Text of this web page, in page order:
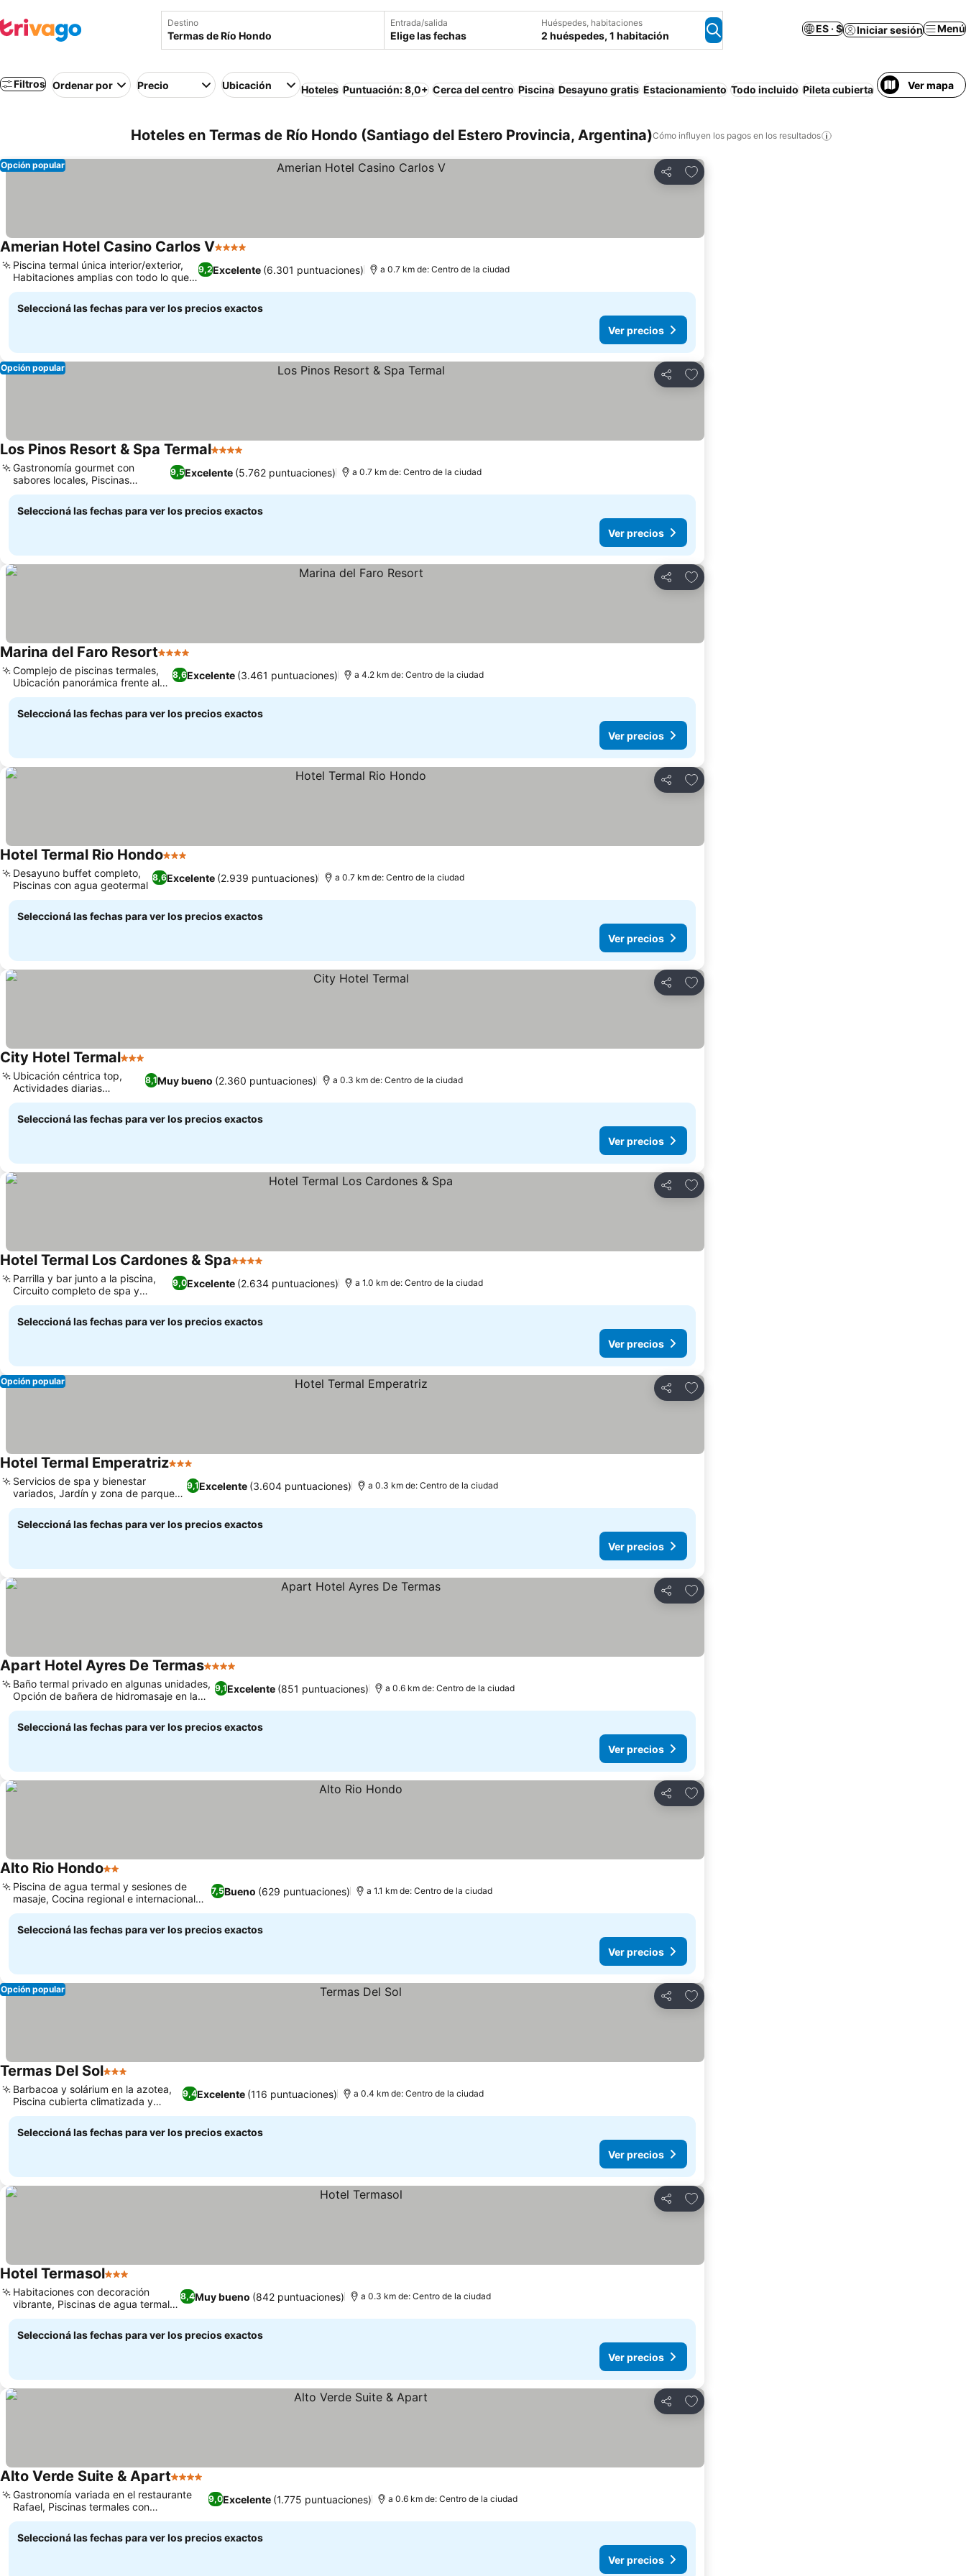
Destino Entrada/salida
Elige las fechas
Huéspedes, habitaciones
2 huéspedes, 1 habitación
ES · $ Iniciar sesión Menú
Filtros Ordenar por Precio Ubicación Hoteles Puntuación: 8,0+ Cerca del centro Piscina Desayuno gratis Estacionamiento Todo incluido Pileta cubierta Media pensión
Ver mapa
Hoteles en Termas de Río Hondo (Santiago del Estero Provincia, Argentina)Cómo influyen los pagos en los resultados
Compartir
Añadir a favoritos
Opción popular
Amerian Hotel Casino Carlos V4 Estrellas
9,2Excelente (6.301 puntuaciones)
Piscina termal única interior/exterior,
Habitaciones amplias con todo lo que
necesitas
a 0.7 km de: Centro de la ciudad
Seleccioná las fechas para ver los precios exactos
Ver precios
Compartir
Añadir a favoritos
Opción popular
Los Pinos Resort & Spa Termal4 Estrellas
9,5Excelente (5.762 puntuaciones)
Gastronomía gourmet con
sabores locales, Piscinas
termales y spa
a 0.7 km de: Centro de la ciudad
Seleccioná las fechas para ver los precios exactos
Ver precios
Compartir
Añadir a favoritos
Marina del Faro Resort4 Estrellas
8,6Excelente (3.461 puntuaciones)
Complejo de piscinas termales,
Ubicación panorámica frente al
lago
a 4.2 km de: Centro de la ciudad
Seleccioná las fechas para ver los precios exactos
Ver precios
Compartir
Añadir a favoritos
Hotel Termal Rio Hondo3 Estrellas
8,6Excelente (2.939 puntuaciones)
Desayuno buffet completo,
Piscinas con agua geotermal
a 0.7 km de: Centro de la ciudad
Seleccioná las fechas para ver los precios exactos
Ver precios
Compartir
Añadir a favoritos
City Hotel Termal3 Estrellas
8,1Muy bueno (2.360 puntuaciones)
Ubicación céntrica top,
Actividades diarias
divertidas
a 0.3 km de: Centro de la ciudad
Seleccioná las fechas para ver los precios exactos
Ver precios
Compartir
Añadir a favoritos
Hotel Termal Los Cardones & Spa4 Estrellas
9,0Excelente (2.634 puntuaciones)
Parrilla y bar junto a la piscina,
Circuito completo de spa y
bienestar
a 1.0 km de: Centro de la ciudad
Seleccioná las fechas para ver los precios exactos
Ver precios
Compartir
Añadir a favoritos
Opción popular
Hotel Termal Emperatriz3 Estrellas
9,1Excelente (3.604 puntuaciones)
Servicios de spa y bienestar
variados, Jardín y zona de parque
exuberantes
a 0.3 km de: Centro de la ciudad
Seleccioná las fechas para ver los precios exactos
Ver precios
Compartir
Añadir a favoritos
Apart Hotel Ayres De Termas4 Estrellas
9,1Excelente (851 puntuaciones)
Baño termal privado en algunas unidades,
Opción de bañera de hidromasaje en la
habitación
a 0.6 km de: Centro de la ciudad
Seleccioná las fechas para ver los precios exactos
Ver precios
Compartir
Añadir a favoritos
Alto Rio Hondo2 Estrellas
7,5Bueno (629 puntuaciones)
Piscina de agua termal y sesiones de
masaje, Cocina regional e internacional
auténtica
a 1.1 km de: Centro de la ciudad
Seleccioná las fechas para ver los precios exactos
Ver precios
Compartir
Añadir a favoritos
Opción popular
Termas Del Sol3 Estrellas
9,4Excelente (116 puntuaciones)
Barbacoa y solárium en la azotea,
Piscina cubierta climatizada y
jacuzzi
a 0.4 km de: Centro de la ciudad
Seleccioná las fechas para ver los precios exactos
Ver precios
Compartir
Añadir a favoritos
Hotel Termasol3 Estrellas
8,4Muy bueno (842 puntuaciones)
Habitaciones con decoración
vibrante, Piscinas de agua termal y
jacuzzi
a 0.3 km de: Centro de la ciudad
Seleccioná las fechas para ver los precios exactos
Ver precios
Compartir
Añadir a favoritos
Alto Verde Suite & Apart4 Estrellas
9,0Excelente (1.775 puntuaciones)
Gastronomía variada en el restaurante
Rafael, Piscinas termales con
temperaturas variadas
a 0.6 km de: Centro de la ciudad
Seleccioná las fechas para ver los precios exactos
Ver precios